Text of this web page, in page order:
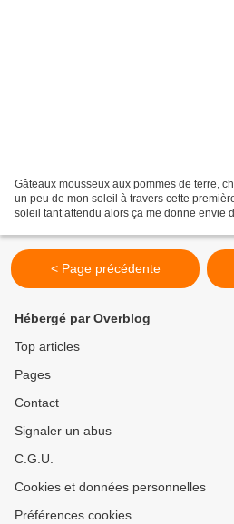
Gâteaux mousseux aux pommes de terre,
un peu de mon soleil à travers cette
soleil tant attendu alors ça me donne envie
< Page précédente
Hébergé par Overblog
Top articles
Pages
Contact
Signaler un abus
C.G.U.
Cookies et données personnelles
Préférences cookies